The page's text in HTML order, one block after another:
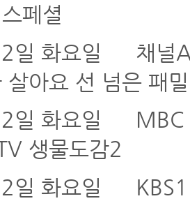
페셜
일 화요일
채널
살아요 선 넘은 패
일 화요일
MBC
생물도감2
일 화요일
KBS1